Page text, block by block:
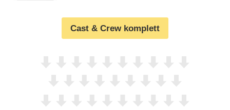
Cast & Crew komplett